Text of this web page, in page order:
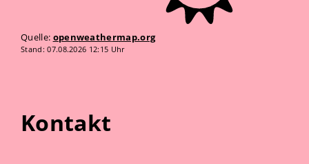
Quelle: openweathermap.org
Stand: 07.08.2026 12:15 Uhr
Kontakt